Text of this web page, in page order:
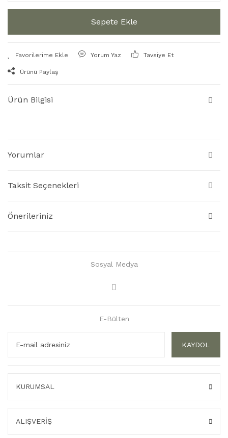
Sepete Ekle
Yorum Yaz Tavsiye Et
Ürünü Paylaş
Ürün Bilgisi
Yorumlar
Taksit Seçenekleri
Önerileriniz
Sosyal Medya
E-Bülten
KAYDOL
KURUMSAL
ALIŞVERİŞ